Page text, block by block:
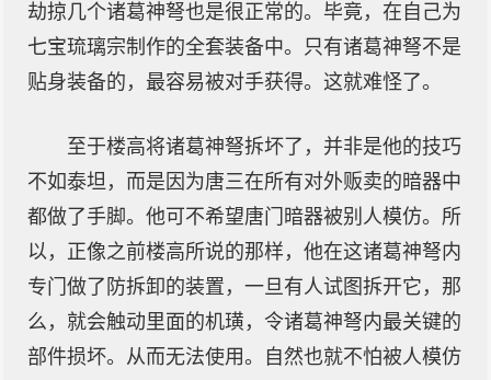
劫掠几个诸葛神弩也是很正常的。毕竟，在自己为
七宝琉璃宗制作的全套装备中。只有诸葛神弩不是
贴身装备的，最容易被对手获得。这就难怪了。
至于楼高将诸葛神弩拆坏了，并非是他的技巧
不如泰坦，而是因为唐三在所有对外贩卖的暗器中
都做了手脚。他可不希望唐门暗器被别人模仿。所
以，正像之前楼高所说的那样，他在这诸葛神弩内
专门做了防拆卸的装置，一旦有人试图拆开它，那
么，就会触动里面的机璜，令诸葛神弩内最关键的
部件损坏。从而无法使用。自然也就不怕被人模仿